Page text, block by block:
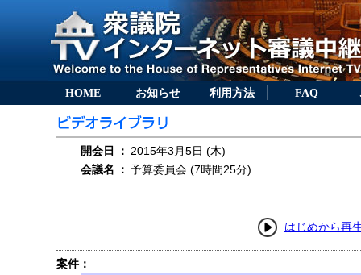
HOME お知らせ 利用方法 FAQ
開会日 ： 2015年3月5日 (木)
会議名
： 予算委員会 (7時間25分)
はじめから再
案件：